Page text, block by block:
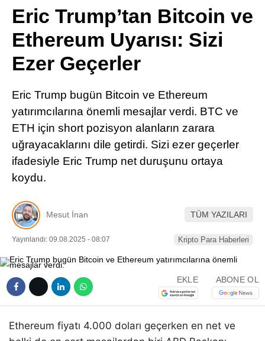
Youtube
TikTok
LinkedIn
Telegram
Eric Trump’tan Bitcoin ve
Ethereum Uyarısı: Sizi
Ezer Geçerler
Eric Trump bugün Bitcoin ve Ethereum
yatırımcılarına önemli mesajlar verdi. BTC ve
ETH için short pozisyon alanların zarara
uğrayacaklarını dile getirdi. Sizi ezer geçerler
ifadesiyle Eric Trump net duruşunu ortaya
koydu.
Mesut İnan TÜM YAZILARI
Yayınlandı: 09.08.2025 - 08:07 Kripto Para Haberleri
EKLE ABONE OL
Ethereum fiyatı 4.000 doları geçerken en net ve